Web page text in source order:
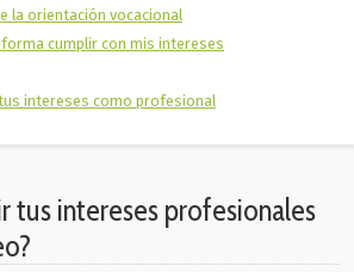
la orientación vocacional
forma cumplir con mis intereses
intereses como profesional
tus intereses profesionales